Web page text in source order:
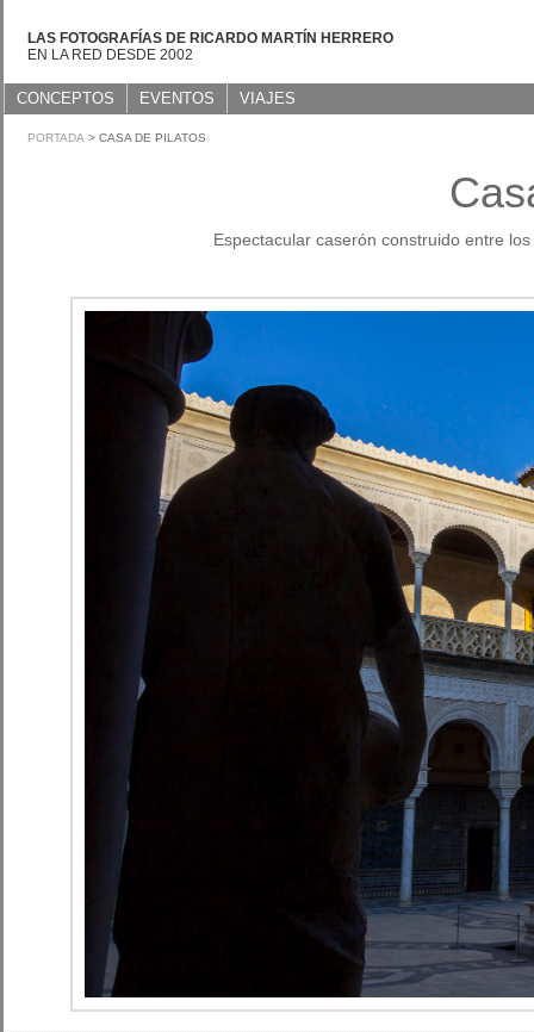
LAS FOTOGRAFÍAS DE RICARDO MARTÍN HERRERO
EN LA RED DESDE 2002
CONCEPTOS EVENTOS VIAJES
PORTADA > CASA DE PILATOS
Espectacular caserón construido entre